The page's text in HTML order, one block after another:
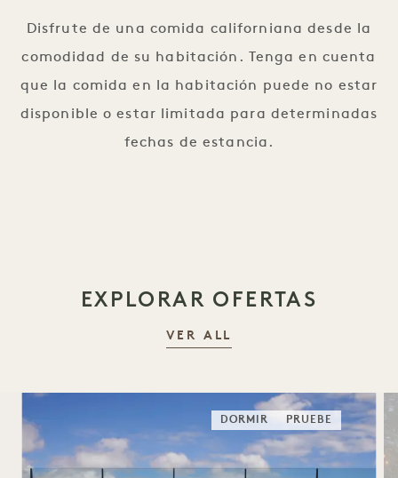
Disfrute de una comida californiana desde la
comodidad de su habitación. Tenga en cuenta
que la comida en la habitación puede no estar
disponible o estar limitada para determinadas
fechas de estancia.
EXPLORAR OFERTAS
VER ALL
DORMIR PRUEBE